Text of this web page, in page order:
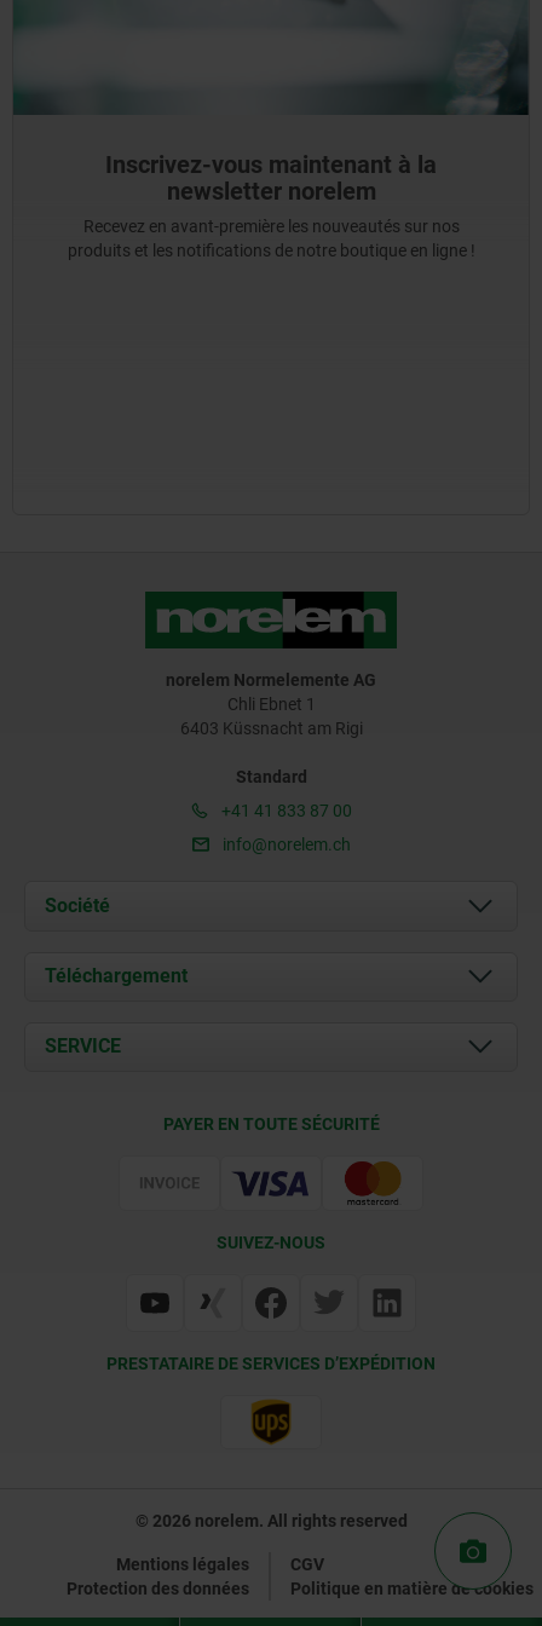
Inscrivez-vous maintenant à la
newsletter norelem
Recevez en avant-première les nouveautés sur nos
produits et les notifications de notre boutique en ligne !
norelem Normelemente AG
Chli Ebnet 1
6403 Küssnacht am Rigi
Standard
+41 41 833 87 00
info@norelem.ch
Société
À propos de nous
Contact
Téléchargement
Documents
SERVICE
PAYER EN TOUTE SÉCURITÉ
SUIVEZ-NOUS
PRESTATAIRE DE SERVICES D’EXPÉDITION
© 2026 norelem. All rights reserved
Mentions légales
CGV
Protection des données
Politique en matière de cookies